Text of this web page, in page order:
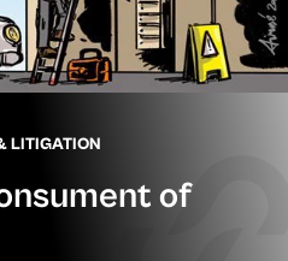
LITIGATION
of